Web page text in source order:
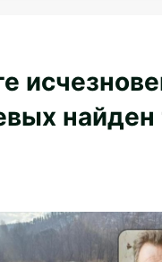
найден